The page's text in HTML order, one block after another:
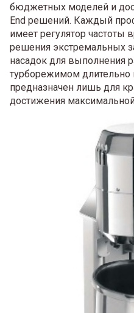
бюджетных моделей и
End решений. Каждый
имеет регулятор частоты
решения экстремальных
насадок для выполнения
турборежимом длительно
предназначен лишь для
достижения